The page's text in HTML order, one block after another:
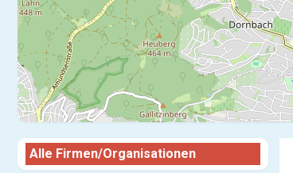
Alle Firmen/Organisationen